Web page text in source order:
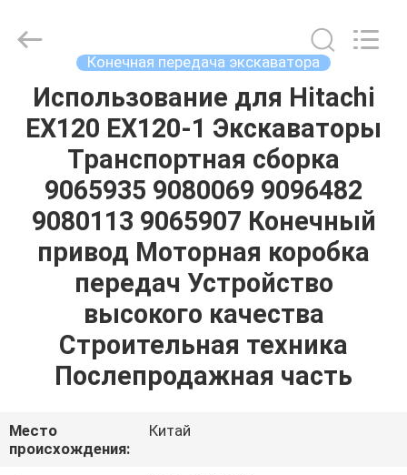
ГЛАВНАЯ
СТРАНИЦА
ПРОДУКЦИЯ
РОЛИКИ
ШОУ
О
КОМПАНИИ
Reserved.
Конечная передача экскаватора
Использование для Hitachi
EX120 EX120-1 Экскаваторы
Транспортная сборка
9065935 9080069 9096482
9080113 9065907 Конечный
привод Моторная коробка
передач Устройство
высокого качества
Строительная техника
Послепродажная часть
Место
происхождения:
Китай